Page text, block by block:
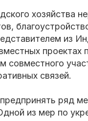
хозяйства
из
проектах
совместного
связей.
ряд
из мер по